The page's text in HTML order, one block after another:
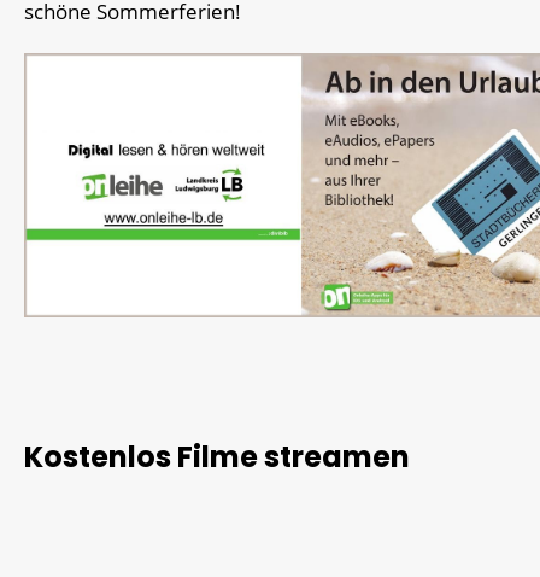
schöne Sommerferien!
Kostenlos Filme streamen